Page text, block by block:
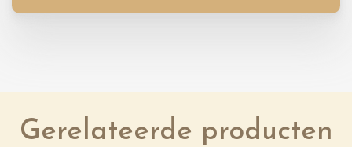
Gerelateerde producten